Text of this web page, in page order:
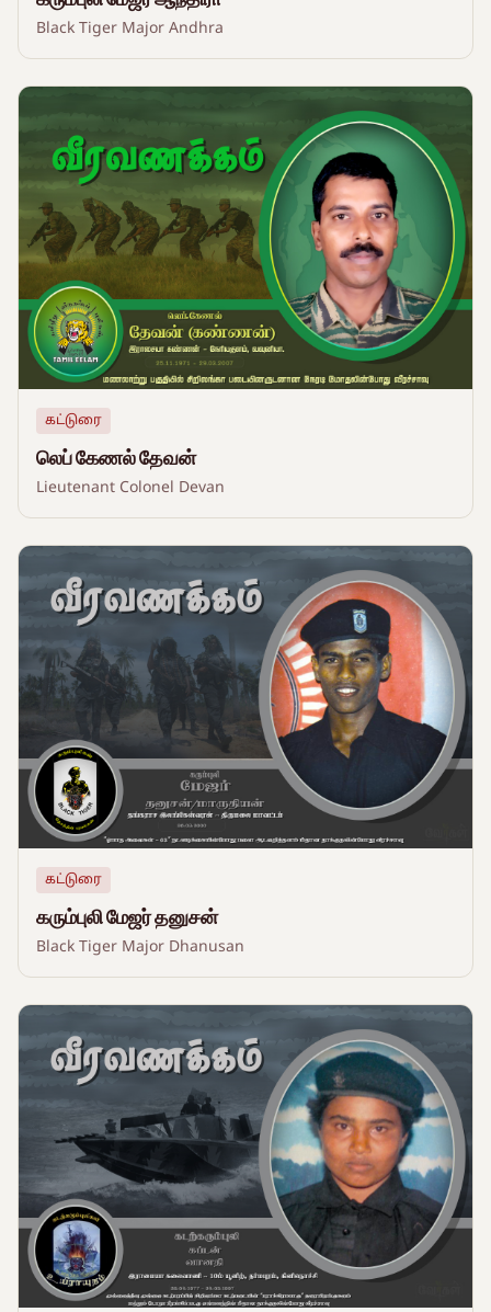
Black Tiger Major Andhra
கட்டுரை
லெப் கேணல் தேவன்
Lieutenant Colonel Devan
கட்டுரை
கரும்புலி மேஜர் தனுசன்
Black Tiger Major Dhanusan